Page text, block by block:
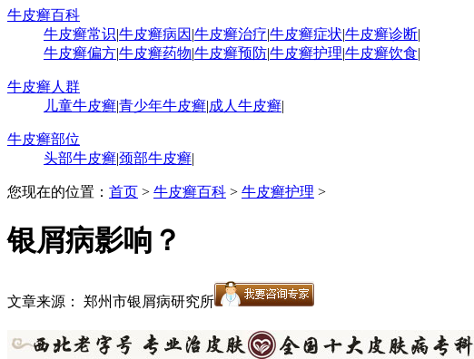
牛皮癣百科
牛皮癣常识|牛皮癣病因 |牛皮癣治疗|牛皮癣症状|牛皮癣诊断|
牛皮癣偏方|牛皮癣药物|牛皮癣预防|牛皮癣护理|牛皮癣饮食|
牛皮癣人群
儿童牛皮癣|青少年牛皮癣|成人牛皮癣|
牛皮癣部位
头部牛皮癣|颈部牛皮癣|
您现在的位置： 首页 > 牛皮癣百科 > 牛皮癣护理 >
银屑病影响？
文章来源： 郑州市银屑病研究所